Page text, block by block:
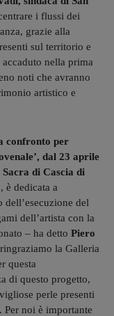
i flussi dei
grazie alla
sul territorio e
nella prima
noti che avranno
artistico e
confronto per
dal 23 aprile
di Cascia di
è dedicata a
dell’esecuzione del
dell’artista con la
– ha detto Piero
la Galleria
questa
di questo progetto,
perle presenti
noi è importante